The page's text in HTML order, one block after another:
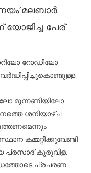
പേര്
റോഡിലോ
മുന്നണിയിലോ
ശനിയാഴ്ച
കമ്മറ്റിക്കുവേണ്ടി
പ്രസാദ് കുരുവിള.
പ്രചരണ